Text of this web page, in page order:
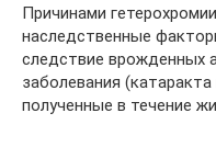
Причинами
наследственные
следствие врожденных
заболевания
полученные в течение